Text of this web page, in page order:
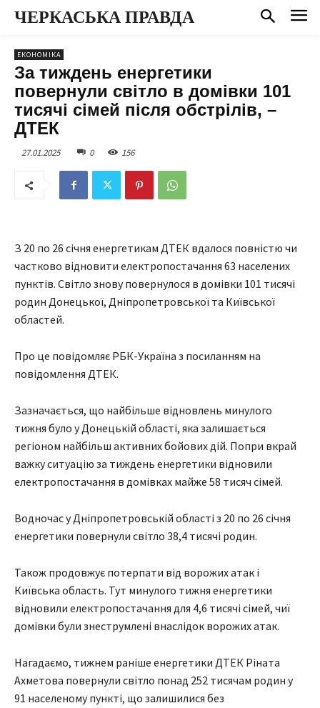
ЧЕРКАСЬКА ПРАВДА
ЕКОНОМІКА
За тиждень енергетики
повернули світло в домівки 101
тисячі сімей після обстрілів, –
ДТЕК
27.01.2025 0 156
З 20 по 26 січня енергетикам ДТЕК вдалося повністю чи
частково відновити електропостачання 63 населених
пунктів. Світло знову повернулося в домівки 101 тисячі
родин Донецької, Дніпропетровської та Київської
областей.
Про це повідомляє РБК-Україна з посиланням на
повідомлення ДТЕК.
Зазначається, що найбільше відновлень минулого
тижня було у Донецькій області, яка залишається
регіоном найбільш активних бойових дій. Попри вкрай
важку ситуацію за тиждень енергетики відновили
електропостачання в домівках майже 58 тисяч сімей.
Водночас у Дніпропетровській області з 20 по 26 січня
енергетики повернули світло 38,4 тисячі родин.
Також продовжує потерпати від ворожих атак і
Київська область. Тут минулого тижня енергетики
відновили електропостачання для 4,6 тисячі сімей, чиї
домівки були знеструмлені внаслідок ворожих атак.
Нагадаємо, тижнем раніше енергетики ДТЕК Ріната
Ахметова повернули світло понад 252 тисячам родин у
91 населеному пункті, що залишилися без